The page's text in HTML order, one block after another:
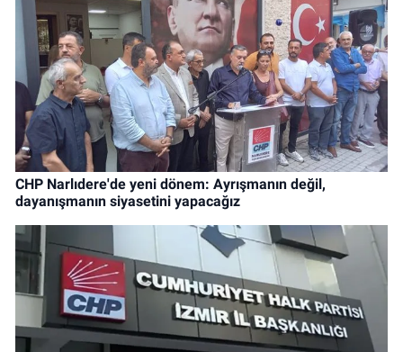
CHP Narlıdere'de yeni dönem: Ayrışmanın değil,
dayanışmanın siyasetini yapacağız